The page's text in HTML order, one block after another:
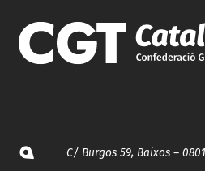
C/ Burgos 59, Baixos –